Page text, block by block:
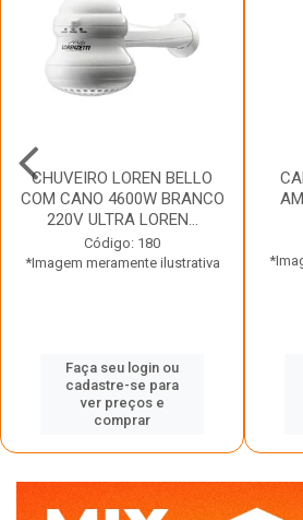
CHUVEIRO LOREN BELLO
COM CANO 4600W BRANCO
220V ULTRA LOREN...
Código: 180
*Imagem meramente ilustrativa
Faça seu login ou
cadastre-se para
ver preços e
comprar